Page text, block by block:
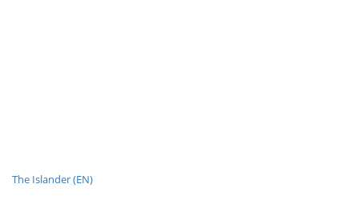
The Islander (EN)